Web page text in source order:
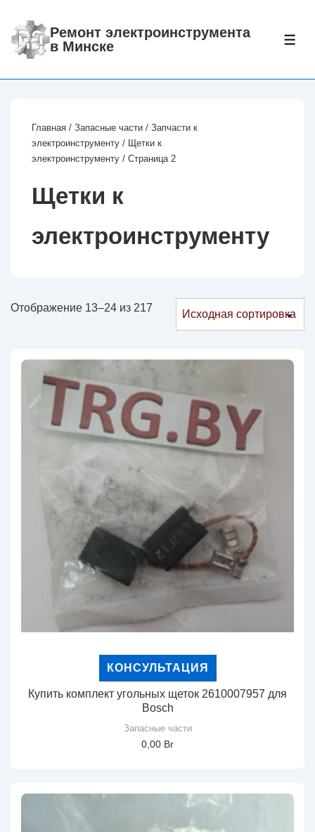
Перейти Ремонт электроинструмента
в Минске
Главная / Запасные части / Запчасти к
электроинструменту / Щетки к
электроинструменту / Страница 2
Щетки к
электроинструменту
Отображение 13–24 из 217
КОНСУЛЬТАЦИЯ
Купить комплект угольных щеток 2610007957 для
Bosch
Запасные части
0,00 Br